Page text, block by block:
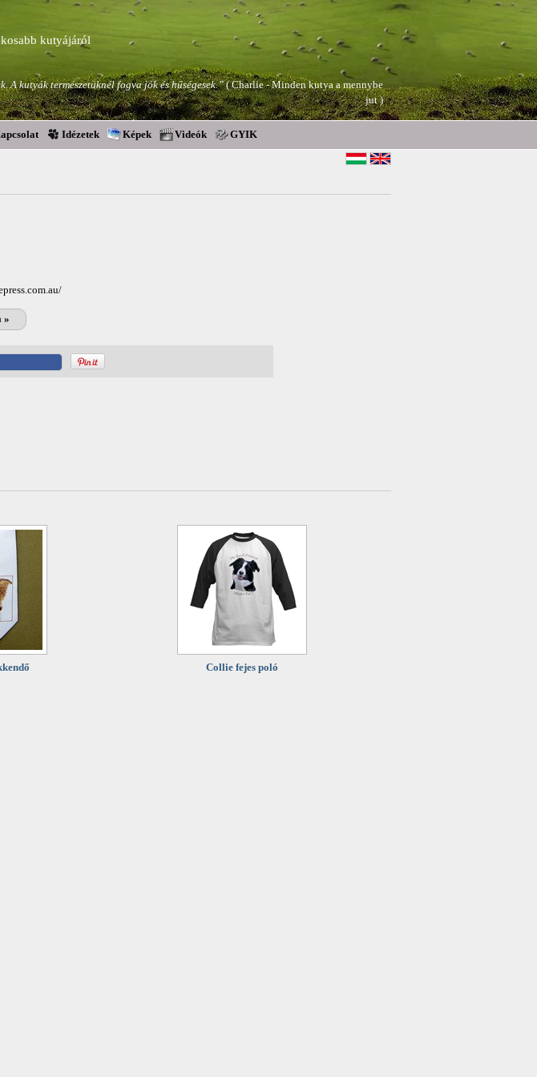
kutyájáról
A kutyák természetüknél fogva jók és hűségesek.”( Charlie - Minden kutya a mennybe
jut )
Idézetek Képek Videók GYIK
»
Collie fejes poló